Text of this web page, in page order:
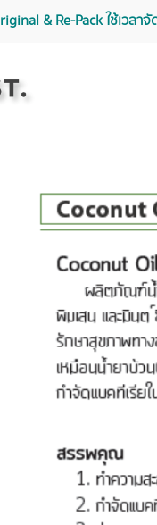
& Re-Pack ใช้เวล